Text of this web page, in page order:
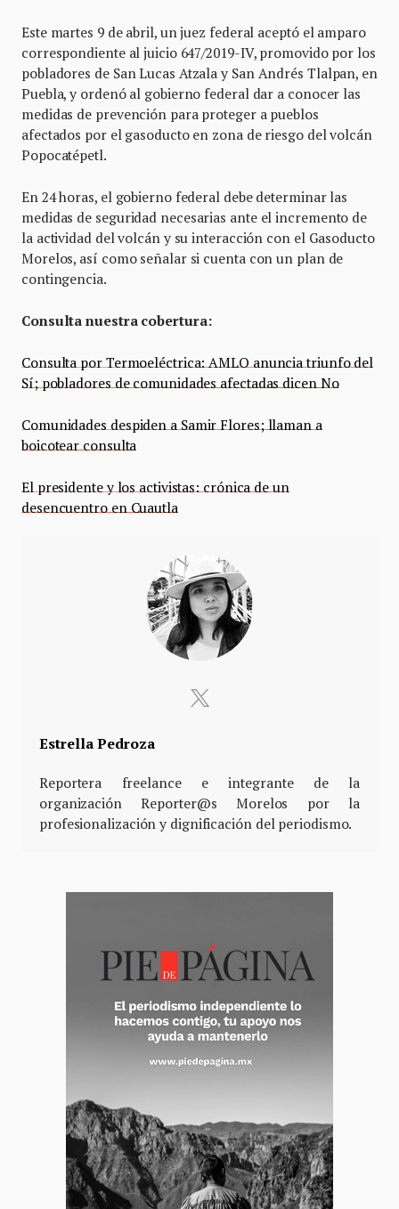
Este martes 9 de abril, un juez federal aceptó el amparo
correspondiente al juicio 647/2019-IV, promovido por los
pobladores de San Lucas Atzala y San Andrés Tlalpan, en
Puebla, y ordenó al gobierno federal dar a conocer las
medidas de prevención para proteger a pueblos
afectados por el gasoducto en zona de riesgo del volcán
Popocatépetl.
En 24 horas, el gobierno federal debe determinar las
medidas de seguridad necesarias ante el incremento de
la actividad del volcán y su interacción con el Gasoducto
Morelos, así como señalar si cuenta con un plan de
contingencia.
Consulta nuestra cobertura:
Consulta por Termoeléctrica: AMLO anuncia triunfo del
Sí; pobladores de comunidades afectadas dicen No
Comunidades despiden a Samir Flores; llaman a
boicotear consulta
El presidente y los activistas: crónica de un
desencuentro en Cuautla
Estrella Pedroza
Reportera freelance e integrante de la
organización Reporter@s Morelos por la
profesionalización y dignificación del periodismo.